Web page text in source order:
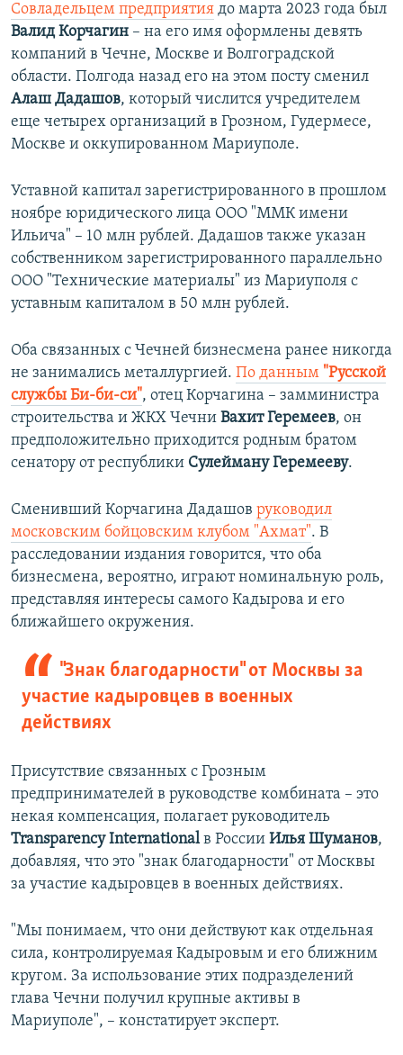
Совладельцем предприятия до марта 2023 года был
Валид Корчагин – на его имя оформлены девять
компаний в Чечне, Москве и Волгоградской
области. Полгода назад его на этом посту сменил
Алаш Дадашов, который числится учредителем
еще четырех организаций в Грозном, Гудермесе,
Москве и оккупированном Мариуполе.
Уставной капитал зарегистрированного в прошлом
ноябре юридического лица ООО "ММК имени
Ильича" – 10 млн рублей. Дадашов также указан
собственником зарегистрированного параллельно
ООО "Технические материалы" из Мариуполя с
уставным капиталом в 50 млн рублей.
Оба связанных с Чечней бизнесмена ранее никогда
не занимались металлургией. По данным "Русской
службы Би-би-си", отец Корчагина – замминистра
строительства и ЖКХ Чечни Вахит Геремеев, он
предположительно приходится родным братом
сенатору от республики Сулейману Геремееву.
Сменивший Корчагина Дадашов руководил
московским бойцовским клубом "Ахмат". В
расследовании издания говорится, что оба
бизнесмена, вероятно, играют номинальную роль,
представляя интересы самого Кадырова и его
ближайшего окружения.
"Знак благодарности" от Москвы за
участие кадыровцев в военных
действиях
Присутствие связанных с Грозным
предпринимателей в руководстве комбината – это
некая компенсация, полагает руководитель
Transparency Internationalв России Илья Шуманов,
добавляя, что это "знак благодарности" от Москвы
за участие кадыровцев в военных действиях.
"Мы понимаем, что они действуют как отдельная
сила, контролируемая Кадыровым и его ближним
кругом. За использование этих подразделений
глава Чечни получил крупные активы в
Мариуполе", – констатирует эксперт.